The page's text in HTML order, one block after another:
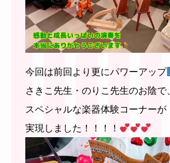
今回は前回より更にパワーアップ
さきこ先生・のりこ先生のお陰で、
スペシャルな楽器体験コーナーが
実現しました！！！！